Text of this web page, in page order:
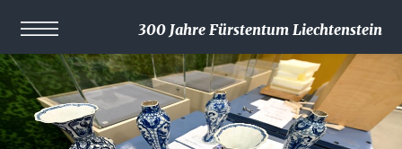
300 Jahre Fürstentum Liechtenstein